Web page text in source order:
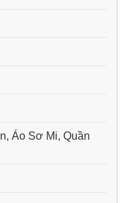
Áo Sơ Mi, Quần